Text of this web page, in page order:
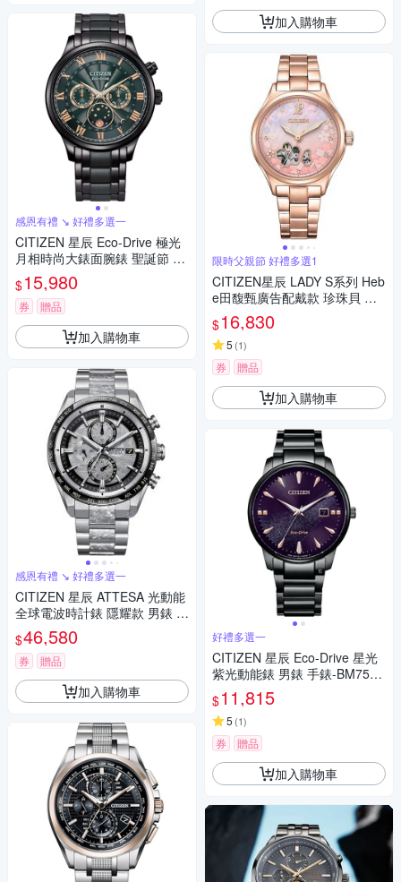
感恩有禮 ↘ 好禮多選一
CITIZEN 星辰 Eco-Drive 極光
月相時尚大錶面腕錶 聖誕節 禮
物(AP1055-87X)
$15,980
券 贈品
加入購物車
感恩有禮 ↘ 好禮多選一
CITIZEN 星辰 ATTESA 光動能
全球電波時計錶 隱耀款 男錶 手
錶-AT8284-61A
$46,580
券 贈品
加入購物車
加入購物車
限時父親節 好禮多選1
CITIZEN星辰 LADY S系列 Heb
e田馥甄廣告配戴款 珍珠貝 櫻
花開芯機械腕錶 父親節 禮物 推
薦 34mm / PC1017-88Y
$16,830
5 (1)
券 贈品
加入購物車
好禮多選一
CITIZEN 星辰 Eco-Drive 星光
紫光動能錶 男錶 手錶-BM7595
-89X/39.5mm
$11,815
5 (1)
券 贈品
加入購物車